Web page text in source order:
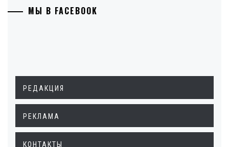
МЫ В FACEBOOK
РЕДАКЦИЯ
РЕКЛАМА
КОНТАКТЫ